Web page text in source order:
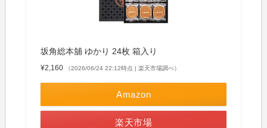
坂角総本舖 ゆかり 24枚 箱入り
¥2,160 （2026/06/24 22:12時点 | 楽天市場調べ）
Amazon
楽天市場